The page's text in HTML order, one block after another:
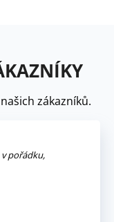
zákazníků.
pořádku,